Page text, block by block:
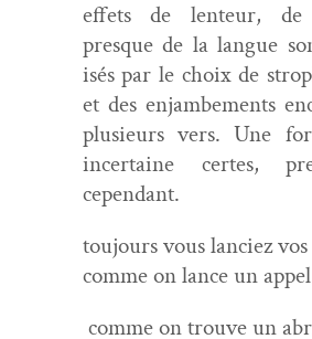
effets de lenteur, de
presque de la langue
isés par le choix de
et des enjambe­ments
plusieurs vers. Une
incer­taine certes,
cependant.
tou­jours vous lan­ciez
comme on lance un appel
comme on trou­ve un